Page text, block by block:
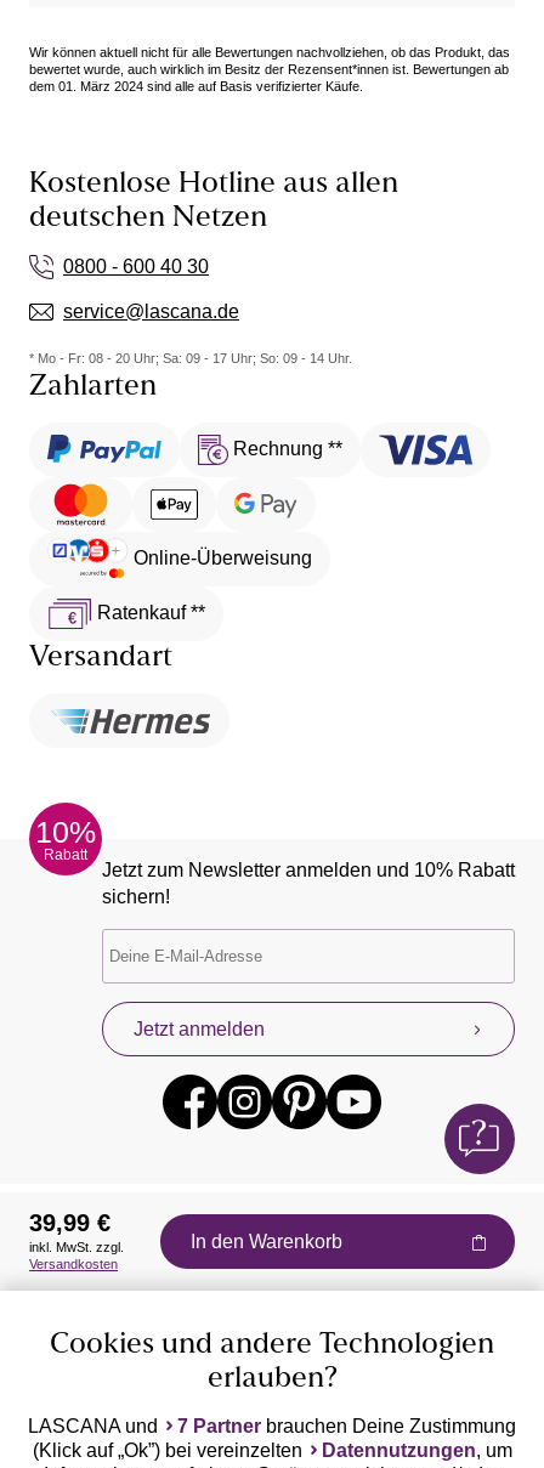
Wir können aktuell nicht für alle Bewertungen nachvollziehen, ob das Produkt, das
bewertet wurde, auch wirklich im Besitz der Rezensent*innen ist. Bewertungen ab
dem 01. März 2024 sind alle auf Basis verifizierter Käufe.
Kostenlose Hotline aus allen
deutschen Netzen
0800 - 600 40 30
service@lascana.de
* Mo - Fr: 08 - 20 Uhr; Sa: 09 - 17 Uhr; So: 09 - 14 Uhr.
Zahlarten
Rechnung **
Online-Überweisung
Ratenkauf **
Versandart
10%
Rabatt
Jetzt zum Newsletter anmelden und 10% Rabatt
sichern!
Jetzt anmelden
Auszeichnungen
39,99 €
inkl. MwSt. zzgl.
Versandkosten
In den Warenkorb
Cookies und andere Technologien
erlauben?
LASCANA und 7 Partner brauchen Deine Zustimmung
(Klick auf „Ok”) bei vereinzelten
Datennutzungen, um